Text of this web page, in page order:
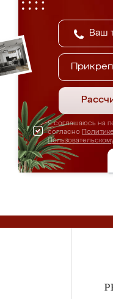
Я соглашаюсь на
согласно